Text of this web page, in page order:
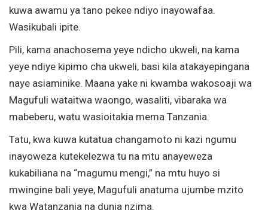
kuwa awamu ya tano pekee ndiyo inayowafaa.
Wasikubali ipite.
Pili, kama anachosema yeye ndicho ukweli, na kama
yeye ndiye kipimo cha ukweli, basi kila atakayepingana
naye asiaminike. Maana yake ni kwamba wakosoaji wa
Magufuli wataitwa waongo, wasaliti, vibaraka wa
mabeberu, watu wasioitakia mema Tanzania.
Tatu, kwa kuwa kutatua changamoto ni kazi ngumu
inayoweza kutekelezwa tu na mtu anayeweza
kukabiliana na “magumu mengi,” na mtu huyo si
mwingine bali yeye, Magufuli anatuma ujumbe mzito
kwa Watanzania na dunia nzima.